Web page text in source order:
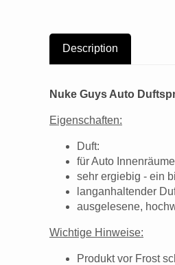
Description
Nuke Guys Auto
Eigenschaften:
Duft:
für Auto
sehr ergiebig - ein
langanhaltender
ausgelesene,
Wichtige Hinweise:
Produkt vor Frost